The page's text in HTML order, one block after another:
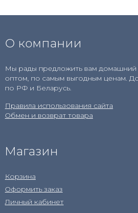
О компании
Мы рады предложить вам домашний
оптом, по самым выгодным ценам.
по РФ и Беларусь.
Правила использования сайта
Обмен и возврат товара
Магазин
Корзина
Оформить заказ
Личный кабинет